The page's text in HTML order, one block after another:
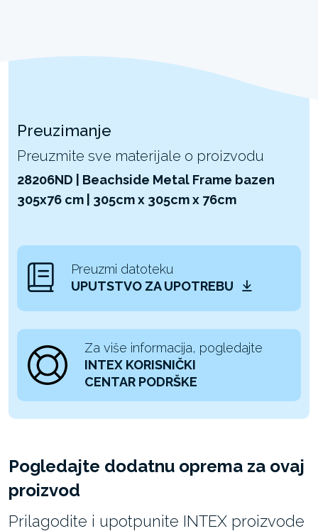
Preuzimanje
Preuzmite sve materijale o proizvodu
28206ND | Beachside Metal Frame bazen
305x76 cm | 305cm x 305cm x 76cm
Preuzmi datoteku
UPUTSTVO ZA UPOTREBU
Za više informacija, pogledajte
INTEX KORISNIČKI
CENTAR PODRŠKE
Pogledajte dodatnu oprema za ovaj
proizvod
Prilagodite i upotpunite INTEX proizvode